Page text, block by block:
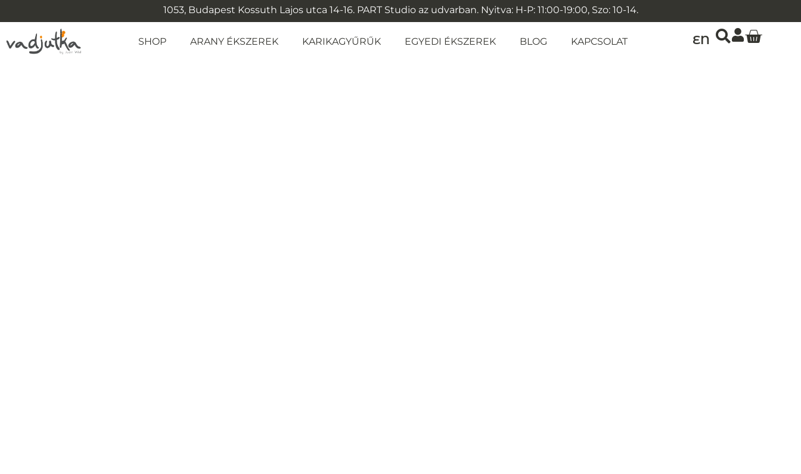
1053, Budapest Kossuth Lajos utca 14-16. PART Studio az udvarban. Nyitva: H-P: 11:00-19:00, Szo: 10-14.
SHOP ARANY ÉKSZEREK KARIKAGYŰRŰK EGYEDI ÉKSZEREK BLOG KAPCSOLAT EN